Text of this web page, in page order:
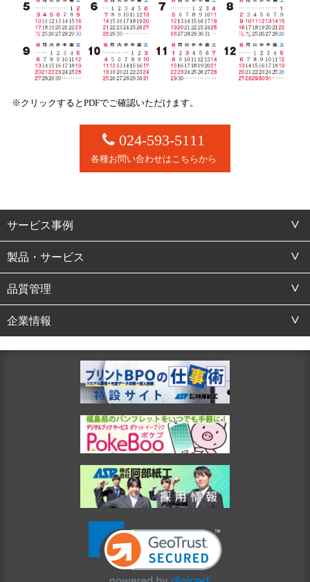
※クリックするとPDFでご確認いただけます。
024-593-5111
各種お問い合わせはこちらから
サービス事例
製品・サービス
品質管理
企業情報